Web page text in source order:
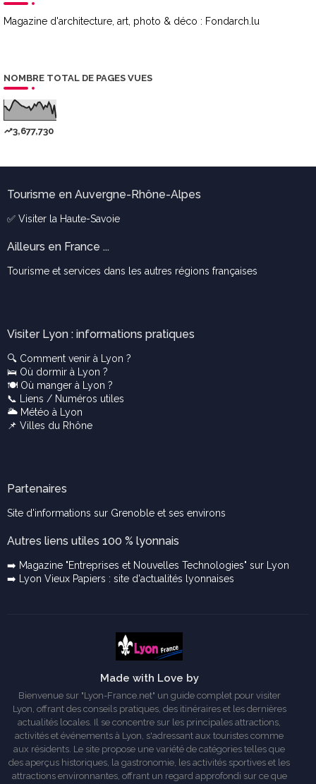
Magazine d'architecture, art, photo & déco : Fondarch.lu
NOMBRE TOTAL DE PAGES VUES
3,677,730
Tourisme en Auvergne-Rhône-Alpes
✅ Visiter la Haute-Savoie
Ailleurs en France ...
Tourisme et services dans les autres régions françaises
Visiter Lyon : informations pratiques
🔍 Comment venir à Lyon ?
🛌 Où dormir à Lyon ?
🍽️ Où manger à Lyon ?
📞
Liens / Numéros utiles
🌥️ Météo à Lyon
📌 Villes du Rhône
Partenaires
Site d'informations sur Grenoble et ses environs
Autres liens utiles 100 % lyonnais
➡️ Magazine "Entreprises et Nouvelles Technologies" sur Lyon
➡️ Lyon Vieux Papiers : site d'actualités lyonnaises
Made with Love by
Bienvenue sur "Lyon-France.net" un guide complet pour visiter
Lyon, offrant des conseils pratiques, des itinéraires et les dernières
actualités locales. Il se concentre sur les principales attractions,
activités et événements à Lyon, s'adressant aux touristes comme
aux résidents. Le site propose une variété de catégories telles que
des aperçus historiques, la gastronomie, les activités sportives et les
attractions environnantes, offrant un regard approfondi sur ce que